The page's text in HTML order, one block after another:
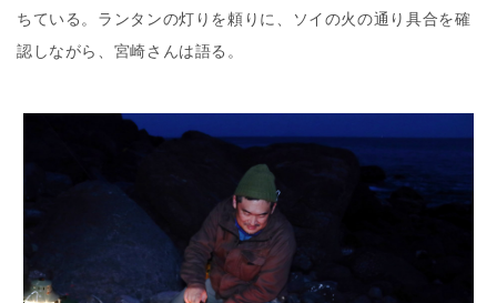
ちている。ランタンの灯りを頼りに、ソイの火の通り具合を確
認しながら、宮崎さんは語る。